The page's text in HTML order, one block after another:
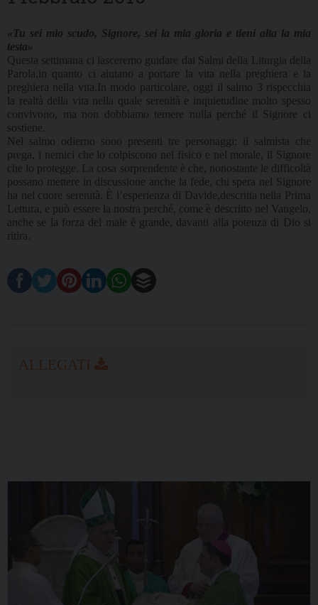
«Tu sei mio scudo, Signore, sei la mia gloria e tieni alta la mia
testa»
Questa settimana ci lasceremo guidare dai Salmi della Liturgia della
Parola,in quanto ci aiutano a portare la vita nella preghiera e la
preghiera nella vita.In modo particolare, oggi il salmo 3 rispecchia
la realtà della vita nella quale serenità e inquietudine molto spesso
convivono, ma non dobbiamo temere nulla perché il Signore ci
sostiene.
Nel salmo odierno sono presenti tre personaggi: il salmista che
prega, i nemici che lo colpiscono nel fisico e nel morale, il Signore
che lo protegge. La cosa sorprendente è che, nonostante le difficoltà
possano mettere in discussione anche la fede, chi spera nel Signore
ha nel cuore serenità. È l’esperienza di Davide,descritta nella Prima
Lettura, e può essere la nostra perché, come è descritto nel Vangelo,
anche se la forza del male è grande, davanti alla potenza di Dio si
ritira.